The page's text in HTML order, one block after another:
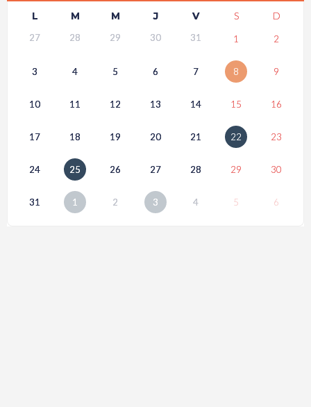
L M M J V S D
27 28 29 30 31 1 2
3 4 5 6 7 8 9
10 11 12 13 14 15 16
17 18 19 20 21 22 23
24 25 26 27 28 29 30
31 1 2 3 4 5 6